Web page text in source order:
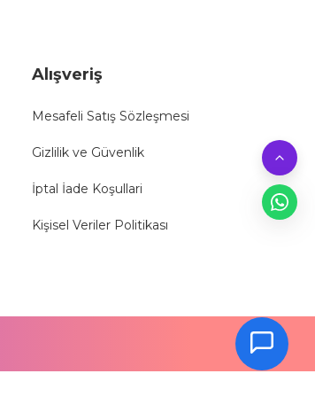
Alışveriş
Mesafeli Satış Sözleşmesi
Gizlilik ve Güvenlik
İptal İade Koşullari
Kişisel Veriler Politikası